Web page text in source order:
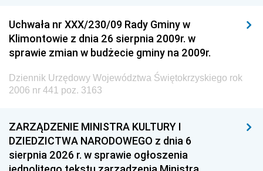
Uchwała nr XXX/230/09 Rady Gminy w
Klimontowie z dnia 26 sierpnia 2009r. w
sprawie zmian w budżecie gminy na 2009r.
Dziennik Urzędowy Województwa Świętokrzyskiego rok
2006 nr 441 poz. 3163
ZARZĄDZENIE MINISTRA KULTURY I
DZIEDZICTWA NARODOWEGO z dnia 6
sierpnia 2026 r. w sprawie ogłoszenia